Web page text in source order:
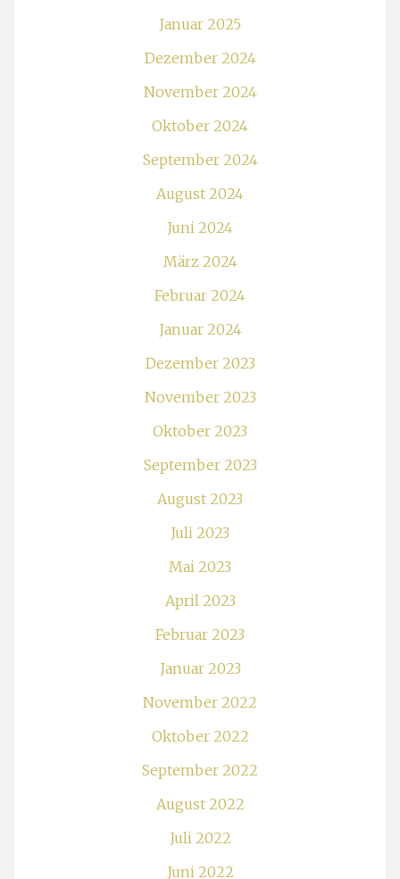
Januar 2025
Dezember 2024
November 2024
Oktober 2024
September 2024
August 2024
Juni 2024
März 2024
Februar 2024
Januar 2024
Dezember 2023
November 2023
Oktober 2023
September 2023
August 2023
Juli 2023
Mai 2023
April 2023
Februar 2023
Januar 2023
November 2022
Oktober 2022
September 2022
August 2022
Juli 2022
Juni 2022